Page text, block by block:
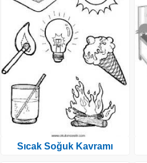
Sıcak Soğuk Kavramı